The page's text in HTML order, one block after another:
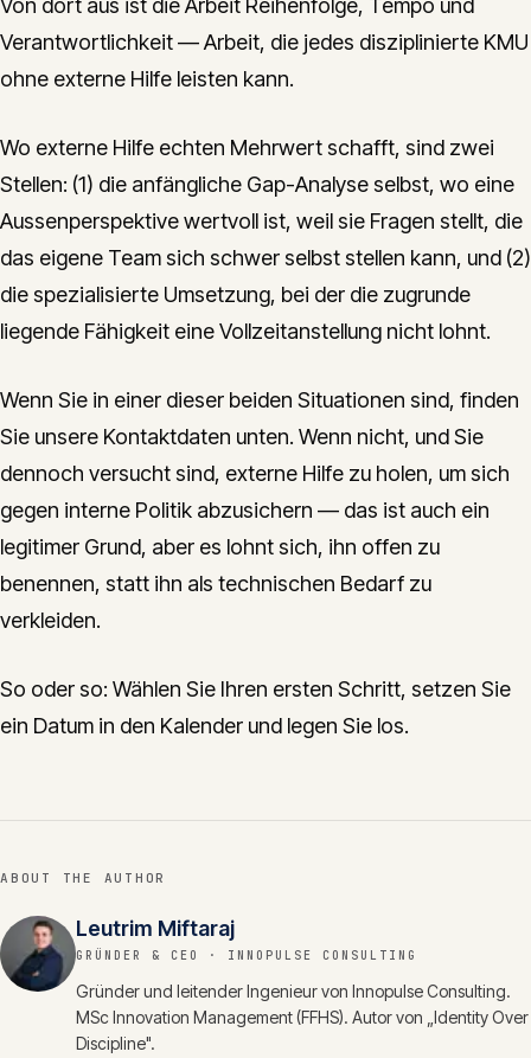
Von dort aus ist die Arbeit Reihenfolge, Tempo und
Verantwortlichkeit — Arbeit, die jedes disziplinierte KMU
ohne externe Hilfe leisten kann.
Wo externe Hilfe echten Mehrwert schafft, sind zwei
Stellen: (1) die anfängliche Gap-Analyse selbst, wo eine
Aussenperspektive wertvoll ist, weil sie Fragen stellt, die
das eigene Team sich schwer selbst stellen kann, und (2)
die spezialisierte Umsetzung, bei der die zugrunde
liegende Fähigkeit eine Vollzeitanstellung nicht lohnt.
Wenn Sie in einer dieser beiden Situationen sind, finden
Sie unsere Kontaktdaten unten. Wenn nicht, und Sie
dennoch versucht sind, externe Hilfe zu holen, um sich
gegen interne Politik abzusichern — das ist auch ein
legitimer Grund, aber es lohnt sich, ihn offen zu
benennen, statt ihn als technischen Bedarf zu
verkleiden.
So oder so: Wählen Sie Ihren ersten Schritt, setzen Sie
ein Datum in den Kalender und legen Sie los.
ABOUT THE AUTHOR
Leutrim Miftaraj
GRÜNDER & CEO · INNOPULSE CONSULTING
Gründer und leitender Ingenieur von Innopulse Consulting.
MSc Innovation Management (FFHS). Autor von „Identity Over
Discipline".